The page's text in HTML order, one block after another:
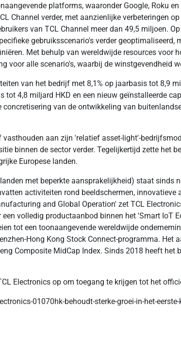
platforms, waaronder Google, Roku
Channel verder, met aanzienlijke verbeteringen
van TCL Channel meer dan 49,5 miljoen.
gebruiksscenario's verder
Met behulp van wereldwijde resources voor
voor alle scenario's, waarbij de winstgevendheid
van het bedrijf met 8,1% op jaarbasis tot 8,9
4,8 miljard HKD en een nieuw geïnstalleerde
van de ontwikkeling van
aan zijn 'relatief asset-light'-
binnen de sector verder. Tegelijkertijd zette het
Europese landen.
met beperkte aansprakelijkheid) staat sinds
activiteiten rond beeldschermen, innovatieve
and Global Operation' zet TCL
volledig productaanbod binnen het 'Smart IoT
tot een toonaangevende wereldwijde
Hong Kong Stock Connect-programma. Het
Composite MidCap Index. Sinds 2018 heeft het
Electronics op om toegang te krijgen tot het
01070hk-behoudt-sterke-groei-in-het-